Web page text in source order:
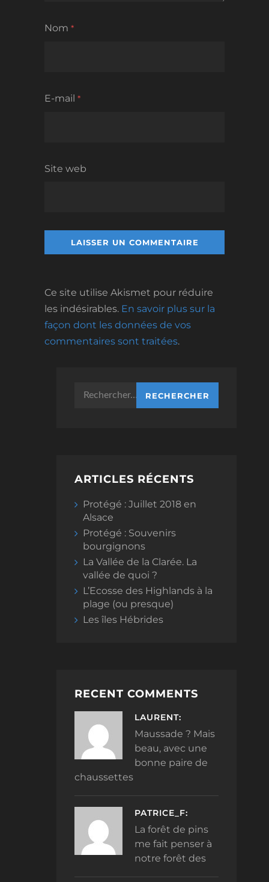
Nom *
E-mail *
Site web
Ce site utilise Akismet pour réduire
les indésirables. En savoir plus sur la
façon dont les données de vos
commentaires sont traitées.
Rechercher :
ARTICLES RÉCENTS
Protégé : Juillet 2018 en
Alsace
Protégé : Souvenirs
bourgignons
La Vallée de la Clarée. La
vallée de quoi ?
L’Ecosse des Highlands à la
plage (ou presque)
Les îles Hébrides
RECENT COMMENTS
LAURENT:
Maussade ? Mais
beau, avec une
bonne paire de
chaussettes
PATRICE_F:
La forêt de pins
me fait penser à
notre forêt des